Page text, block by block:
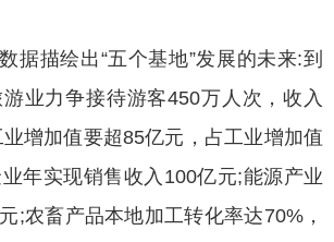
描绘出“五个基地”发展的未来:到
业力争接待游客450万人次，收入
增加值要超85亿元，占工业增加值
年实现销售收入100亿元;能源产业
;农畜产品本地加工转化率达70%，